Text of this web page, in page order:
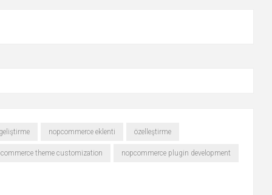
nopcommerce eklenti özelleştirme
theme customization nopcommerce plugin development